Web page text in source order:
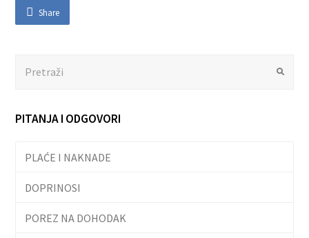
Share
Submit
PITANJA I ODGOVORI
PLAĆE I NAKNADE
DOPRINOSI
POREZ NA DOHODAK